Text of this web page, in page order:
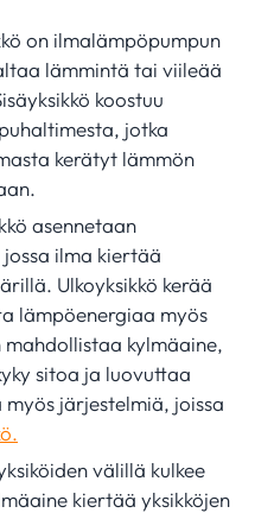
on ilmalämpöpumpun
lämmintä tai viileää
koostuu
jotka
kerätyt lämmön
asennetaan
ilma kiertää
Ulkoyksikkö kerää
lämpöenergiaa myös
mahdollistaa kylmäaine,
sitoa ja luovuttaa
järjestelmiä, joissa
välillä kulkee
kiertää yksikköjen